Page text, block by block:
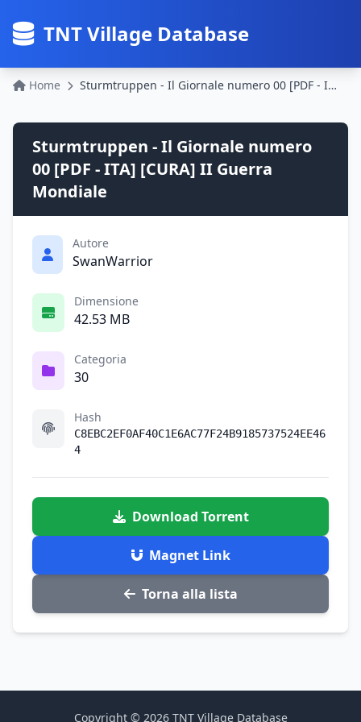
TNT Village Database
Home Sturmtruppen - Il Giornale numero 00 [PDF - ITA] [CURA] II Guerra Mondiale
Sturmtruppen - Il Giornale numero
00 [PDF - ITA] [CURA] II Guerra
Mondiale
Autore
SwanWarrior
Dimensione
42.53 MB
Categoria
30
Hash
C8EBC2EF0AF40C1E6AC77F24B9185737524EE46
4
Download Torrent
Magnet Link
Torna alla lista
Copyright © 2026 TNT Village Database